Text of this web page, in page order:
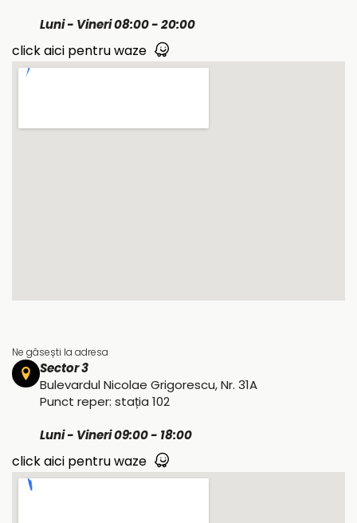
Luni - Vineri 08:00 - 20:00
click aici pentru waze
Ne găsești la adresa
Sector 3
Bulevardul Nicolae Grigorescu, Nr. 31A
Punct reper: stația 102
Luni - Vineri 09:00 - 18:00
click aici pentru waze